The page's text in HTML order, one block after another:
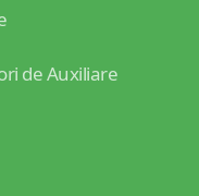
de Auxiliare